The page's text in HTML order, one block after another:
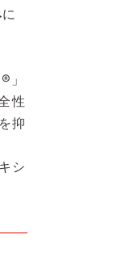
に
」
性
抑
シ